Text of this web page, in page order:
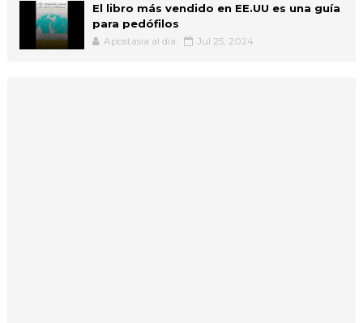
El libro más vendido en EE.UU es una guía
para pedófilos
Apostasia al dia Jul 25, 2024